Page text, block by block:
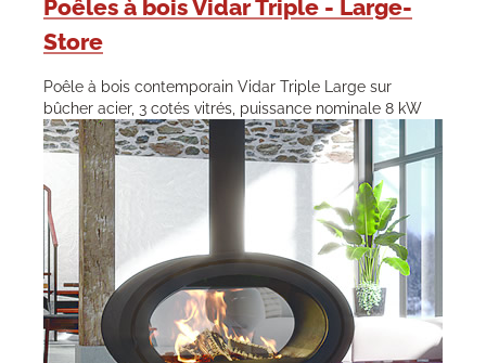
Poêles à bois Vidar Triple - Large-
Store
Poêle à bois contemporain Vidar Triple Large sur
bûcher acier, 3 cotés vitrés, puissance nominale 8 kW